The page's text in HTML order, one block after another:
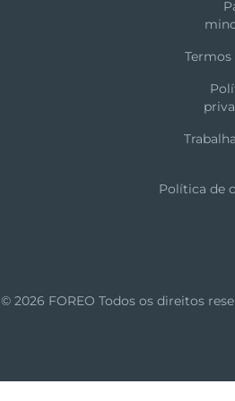
Termos
Política de
© 2026 FOREO Todos os direitos